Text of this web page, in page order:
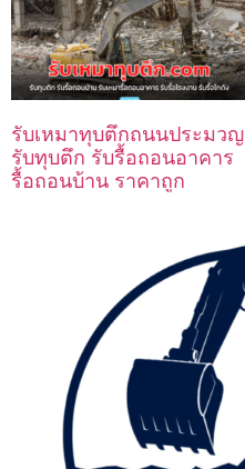
รับเหมาทุบตึกถนนประมวญ
รับทุบตึก รับรื้อถอนอาคาร
รื้อถอนบ้าน ราคาถูก